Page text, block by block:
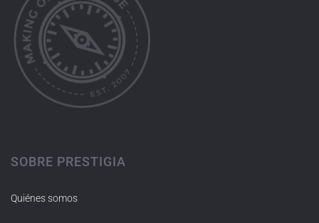
SOBRE PRESTIGIA
Quiénes somos